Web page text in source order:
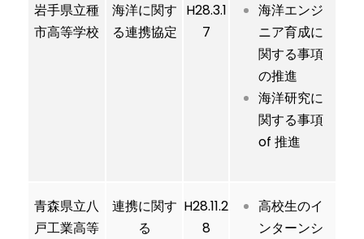
岩手県立種
市高等学校
海洋に関す
る連携協定
H28.3.1
7
海洋エンジ
ニア育成に
関する事項
の推進
海洋研究に
関する事項
of 推進
青森県立八
戸工業高等
連携に関す
る
H28.11.2
8
高校生のイ
ンターンシ